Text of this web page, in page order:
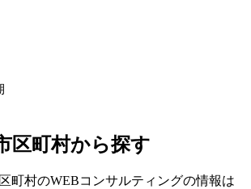
区町村から探す
町村のWEBコンサルティングの情報は